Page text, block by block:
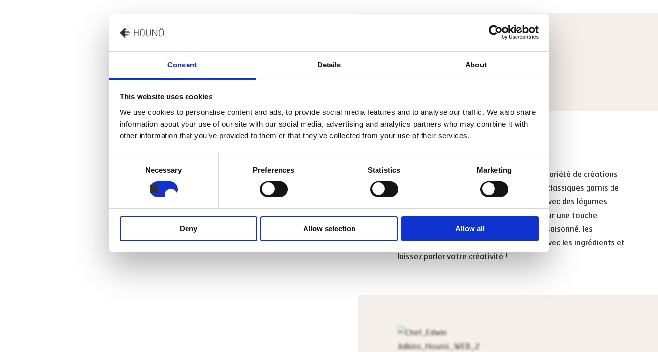
Consent Details About
This website uses cookies
We use cookies to personalise content and ads, to provide social media features and to analyse our traffic. We also share
information about your use of our site with our social media, advertising and analytics partners who may combine it with
other information that you’ve provided to them or that they’ve collected from your use of their services.
Necessary Preferences Statistics Marketing
Deny Allow selection Allow all
Recommandé
Le riz à sushis est à la base d'une grande variété de créations
de sushis. Utilisez-le pour créer des nigiri classiques garnis de
poisson frais, des rouleaux maki colorés avec des légumes
éclatants ou des bols de sushi créatifs pour une touche
déconstruite. Avec un riz parfaitement assaisonné, les
possibilités sont infinies - expérimentez avec les ingrédients et
laissez parler votre créativité !